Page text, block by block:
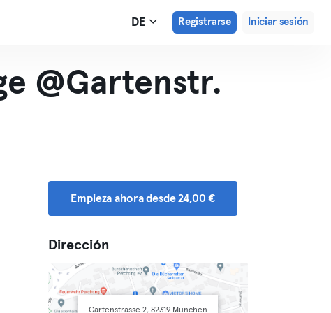
DE Registrarse Iniciar sesión
@Gartenstr.
Empieza ahora desde 24,00 €
Dirección
Gartenstrasse 2, 82319 München